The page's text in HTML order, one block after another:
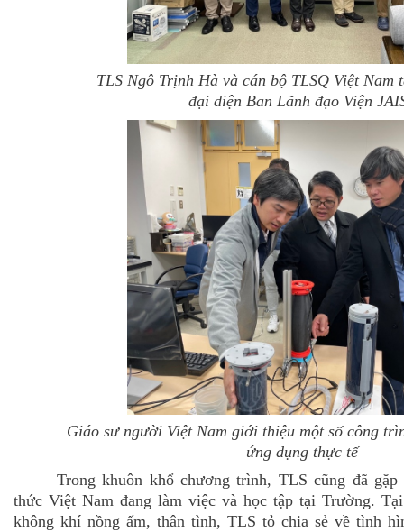
TLS Ngô Trịnh Hà và cán bộ TLSQ Việt Nam
đại diện Ban Lãnh đạo Viện
Giáo sư người Việt Nam giới thiệu một số công
ứng dụng thực tế
Trong khuôn khổ chương trình, TLS cũng đã
thức Việt Nam đang làm việc và học tập tại Trường.
không khí nồng ấm, thân tình, TLS tỏ chia sẻ về tình